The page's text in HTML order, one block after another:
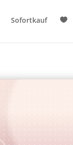
Sofortkauf